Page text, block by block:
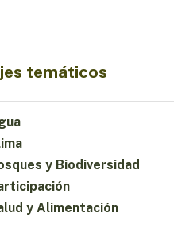
temáticos
y Biodiversidad
y Alimentación